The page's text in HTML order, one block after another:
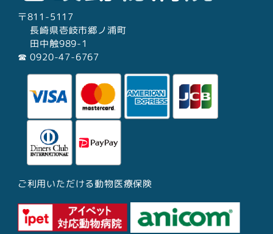
〒811-5117
長崎県壱岐市郷ノ浦町
田中触989-1
☎︎ 0920-47-6767
ご利用いただける動物医療保険